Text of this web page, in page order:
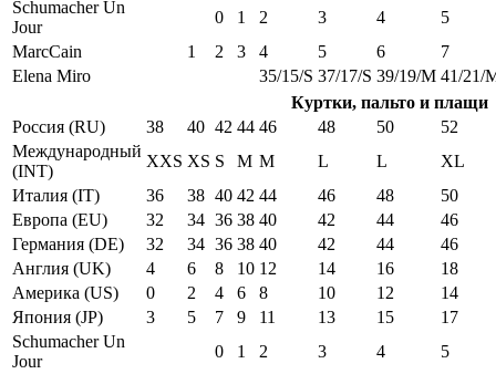
Schumacher Un
Jour
0 1 2 3 4
5
MarcCain
1 2 3 4 5 6
7
Elena Miro
35/15/S 37/17/S 39/19/M 41/21/
Куртки, пальто и плащи
Россия (RU)
38 40 42 44 46 48 50
52
Международный
(INT)
XXS XS S M M L L
XL
Италия (IT)
36 38 40 42 44 46 48
50
Европа (EU)
32 34 36 38 40 42 44
46
Германия (DE)
32 34 36 38 40 42 44
46
Англия (UK)
4 6 8 10 12 14 16
18
Америка (US)
0 2 4 6 8 10 12
14
Япония (JP)
3 5 7 9 11 13 15
17
Schumacher Un
Jour
0 1 2 3 4
5